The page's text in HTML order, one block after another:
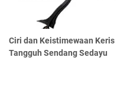
Ciri dan Keistimewaan Keris
Tangguh Sendang Sedayu